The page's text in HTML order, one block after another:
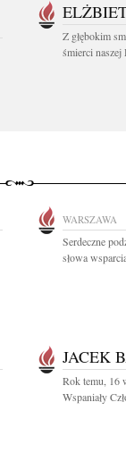
Z głębokim
śmierci
WARSZAWA
Serdeczne
słowa
JACEK
Rok temu, 16
Wspaniały